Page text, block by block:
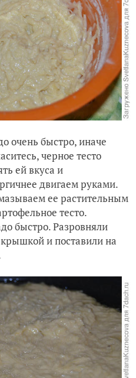
очень быстро, иначе
черное тесто
ей вкуса и
двигаем руками.
ее растительным
тесто.
быстро. Разровняли
и поставили на